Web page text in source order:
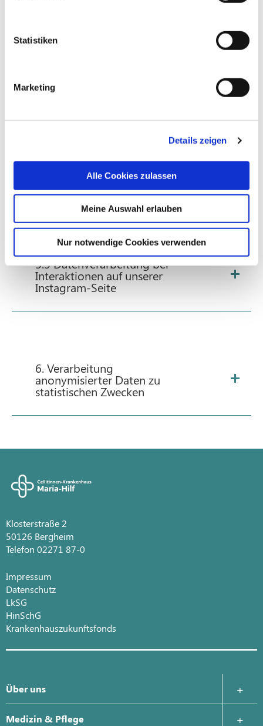
Statistiken
Marketing
Details zeigen
Alle Cookies zulassen
Meine Auswahl erlauben
Nur notwendige Cookies verwenden
5.1 Information zur
5.2 Information zur
Verwendung von Cookies
durch Facebook Ireland
5.3 Datenverarbeitung bei
Interaktionen auf unserer
Instagram-Seite
6. Verarbeitung
anonymisierter Daten zu
statistischen Zwecken
Klosterstraße 2
50126 Bergheim
Telefon 02271 87-0
Impressum
Datenschutz
LkSG
HinSchG
Krankenhauszukunftsfonds
Über uns
Krankenhausleitung
Medizin & Pflege